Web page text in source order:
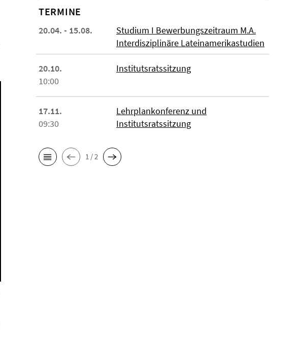
TERMINE
20.04. - 15.08.
Studium I Bewerbungszeitraum M.A.
Interdisziplinäre Lateinamerikastudien
20.10.
10:00
Institutsratssitzung
17.11.
09:30
Lehrplankonferenz und
Institutsratssitzung
1 / 2